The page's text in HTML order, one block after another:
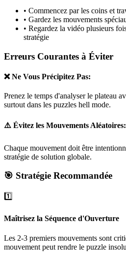
• Commencez par les coins et
• Gardez les mouvements
• Regardez la vidéo plusieurs
stratégie
Erreurs Courantes à Éviter
❌ Ne Vous Précipitez Pas:
Prenez le temps d'analyser le plateau
surtout dans les puzzles hell mode.
⚠️ Évitez les Mouvements Aléatoires:
Chaque mouvement doit être
stratégie de solution globale.
🎯 Stratégie Recommandée
1️⃣
Maîtrisez la Séquence d'Ouverture
Les 2-3 premiers mouvements sont
mouvement peut rendre le puzzle